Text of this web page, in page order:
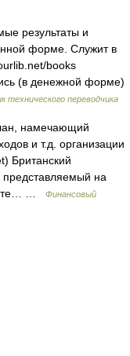
результаты и
форме. Служит в
books
(в денежной форме)
технического переводчика
намечающий
и т.д. организации
Британский
на
…
Финансовый